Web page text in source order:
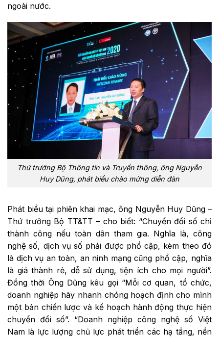
ngoài nước.
Thứ trưởng Bộ Thông tin và Truyền thông, ông Nguyễn
Huy Dũng, phát biểu chào mừng diễn đàn
Phát biểu tại phiên khai mạc, ông Nguyễn Huy Dũng –
Thứ trưởng Bộ TT&TT – cho biết: “Chuyển đổi số chỉ
thành công nếu toàn dân tham gia. Nghĩa là, công
nghệ số, dịch vụ số phải được phổ cập, kèm theo đó
là dịch vụ an toàn, an ninh mạng cũng phổ cập, nghĩa
là giá thành rẻ, dễ sử dụng, tiện ích cho mọi người”.
Đồng thời Ông Dũng kêu gọi “Mỗi cơ quan, tổ chức,
doanh nghiệp hãy nhanh chóng hoạch định cho mình
một bản chiến lược và kế hoạch hành động thực hiện
chuyển đổi số”. “Doanh nghiệp công nghệ số Việt
Nam là lực lượng chủ lực phát triển các hạ tầng, nền